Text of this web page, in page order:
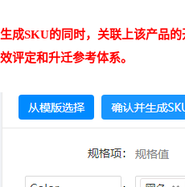
生成SKU的同时，关联上该产品
效评定和升迁参考体系。